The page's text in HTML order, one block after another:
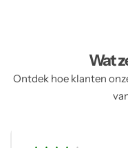
Wat
Ontdek hoe klanten